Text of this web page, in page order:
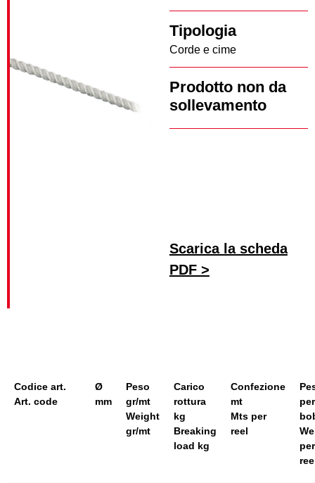
Tipologia
Corde e cime
Prodotto non da
sollevamento
Scarica la scheda
PDF >
Codice art.
Art. code
Ø
mm
Peso
gr/mt
Weight
gr/mt
Carico
rottura
kg
Breaking
load kg
Confezione
mt
Mts per
reel
per
per